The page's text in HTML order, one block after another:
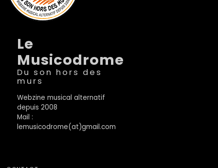
Le
Musicodrome
Du son hors des
murs
Webzine musical alternatif
depuis 2008
Mail :
lemusicodrome(at)gmail.com